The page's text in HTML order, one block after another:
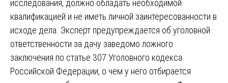
исследования, должно обладать необходимой
квалификацией и не иметь личной заинтересованности в
исходе дела. Эксперт предупреждается об уголовной
ответственности за дачу заведомо ложного
заключения по статье 307 Уголовного кодекса
Российской Федерации, о чем у него отбирается